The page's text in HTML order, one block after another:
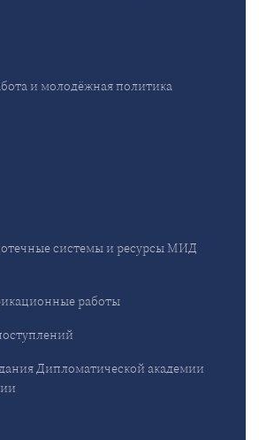
и молодёжная политика
системы и ресурсы МИД
работы
Дипломатической академии